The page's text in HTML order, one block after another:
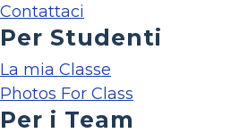
Contattaci
Per Studenti
La mia Classe
Photos For Class
Per i Team